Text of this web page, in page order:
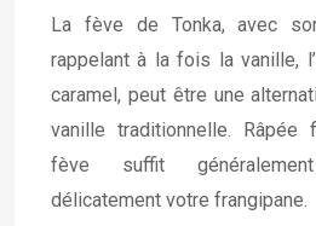
La fève de Tonka, avec
rappelant à la fois la vanille,
caramel, peut être une
vanille traditionnelle. Râpée
fève suffit
délicatement votre frangipane.